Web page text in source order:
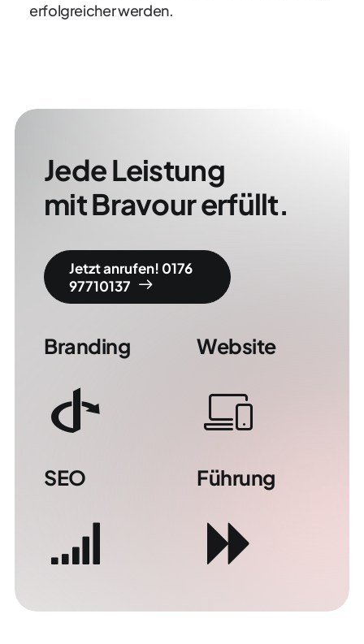
erfolgreicher werden.
Jede Leistung
mit Bravour erfüllt.
Jetzt anrufen! 0176
97710137
Branding Website
SEO Führung